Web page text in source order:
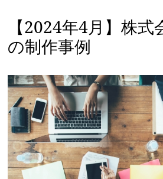
【2024年4月】株
の制作事例